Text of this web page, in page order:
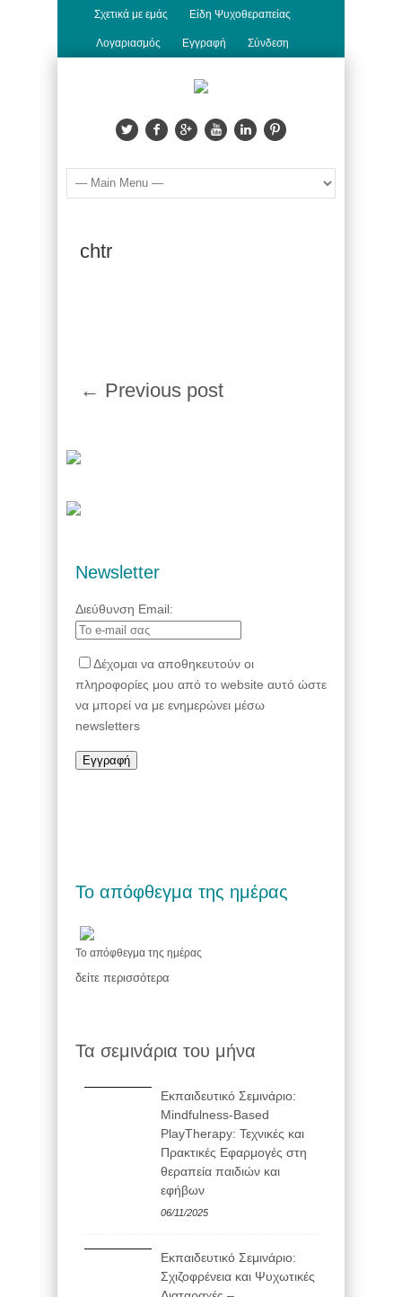
Σχετικά με εμάς Είδη Ψυχοθεραπείας
Λογαριασμός Εγγραφή Σύνδεση
chtr
← Previous post
Newsletter
Διεύθυνση Email:
Δέχομαι να αποθηκευτούν οι
πληροφορίες μου από το website αυτό ώστε
να μπορεί να με ενημερώνει μέσω
newsletters
Το απόφθεγμα της ημέρας
Το απόφθεγμα της ημέρας
δείτε περισσότερα
Τα σεμινάρια του μήνα
Εκπαιδευτικό Σεμινάριο:
Mindfulness-Based
PlayTherapy: Τεχνικές και
Πρακτικές Εφαρμογές στη
θεραπεία παιδιών και
εφήβων
06/11/2025
Εκπαιδευτικό Σεμινάριο:
Σχιζοφρένεια και Ψυχωτικές